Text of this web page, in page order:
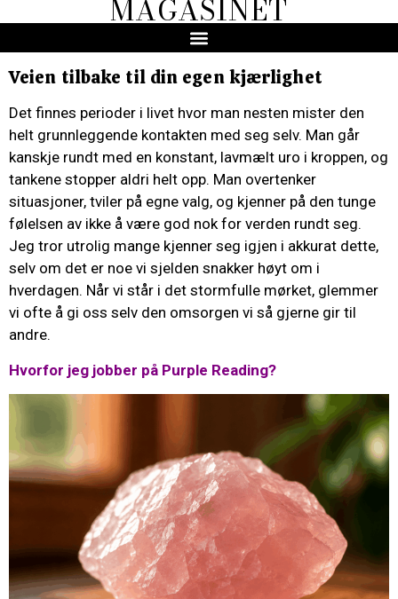
MAGASINET
Veien tilbake til din egen kjærlighet
Det finnes perioder i livet hvor man nesten mister den
helt grunnleggende kontakten med seg selv. Man går
kanskje rundt med en konstant, lavmælt uro i kroppen, og
tankene stopper aldri helt opp. Man overtenker
situasjoner, tviler på egne valg, og kjenner på den tunge
følelsen av ikke å være god nok for verden rundt seg.
Jeg tror utrolig mange kjenner seg igjen i akkurat dette,
selv om det er noe vi sjelden snakker høyt om i
hverdagen. Når vi står i det stormfulle mørket, glemmer
vi ofte å gi oss selv den omsorgen vi så gjerne gir til
andre.
Hvorfor jeg jobber på Purple Reading?